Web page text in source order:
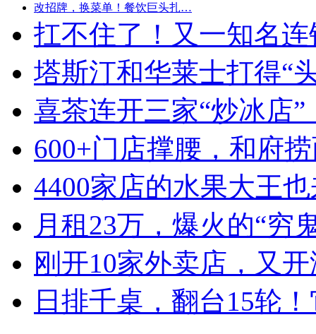
改招牌，换菜单！餐饮巨头扎…
扛不住了！又一知名
塔斯汀和华莱士打得“
喜茶连开三家“炒冰店
600+门店撑腰，和府
4400家店的水果大王
月租23万，爆火的“穷
刚开10家外卖店，又
日排千桌，翻台15轮